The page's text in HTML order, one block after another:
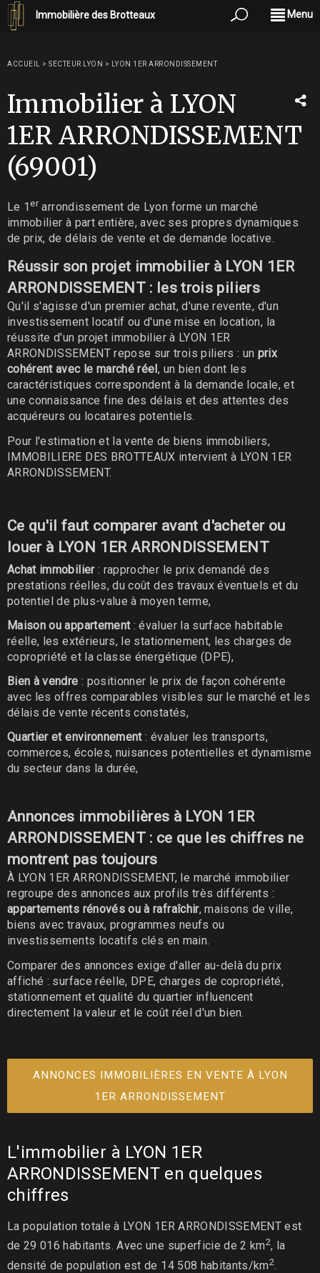
Immobilière des Brotteaux Menu
ACCUEIL > SECTEUR LYON > LYON 1ER ARRONDISSEMENT
Immobilier à LYON
1ER ARRONDISSEMENT
(69001)
Le 1er arrondissement de Lyon forme un marché
immobilier à part entière, avec ses propres dynamiques
de prix, de délais de vente et de demande locative.
Réussir son projet immobilier à LYON 1ER
ARRONDISSEMENT : les trois piliers
Qu'il s'agisse d'un premier achat, d'une revente, d'un
investissement locatif ou d'une mise en location, la
réussite d'un projet immobilier à LYON 1ER
ARRONDISSEMENT repose sur trois piliers : un prix
cohérent avec le marché réel , un bien dont les
caractéristiques correspondent à la demande locale, et
une connaissance fine des délais et des attentes des
acquéreurs ou locataires potentiels.
Pour l'estimation et la vente de biens immobiliers,
IMMOBILIERE DES BROTTEAUX intervient à LYON 1ER
ARRONDISSEMENT.
Ce qu'il faut comparer avant d'acheter ou
louer à LYON 1ER ARRONDISSEMENT
Achat immobilier: rapprocher le prix demandé des
prestations réelles, du coût des travaux éventuels et du
potentiel de plus-value à moyen terme,
Maison ou appartement: évaluer la surface habitable
réelle, les extérieurs, le stationnement, les charges de
copropriété et la classe énergétique (DPE),
Bien à vendre : positionner le prix de façon cohérente
avec les offres comparables visibles sur le marché et les
délais de vente récents constatés,
Quartier et environnement: évaluer les transports,
commerces, écoles, nuisances potentielles et dynamisme
du secteur dans la durée,
Annonces immobilières à LYON 1ER
ARRONDISSEMENT : ce que les chiffres ne
montrent pas toujours
À LYON 1ER ARRONDISSEMENT, le marché immobilier
regroupe des annonces aux profils très différents :
appartements rénovés ou à rafraîchir, maisons de ville,
biens avec travaux, programmes neufs ou
investissements locatifs clés en main.
Comparer des annonces exige d'aller au-delà du prix
affiché : surface réelle, DPE, charges de copropriété,
stationnement et qualité du quartier influencent
directement la valeur et le coût réel d'un bien.
ANNONCES IMMOBILIÈRES EN VENTE À LYON
1ER ARRONDISSEMENT
L'immobilier à LYON 1ER
ARRONDISSEMENT en quelques
chiffres
La population totale à LYON 1ER ARRONDISSEMENT est
de 29 016 habitants. Avec une superficie de 2 km2, la
densité de population est de 14 508 habitants/km2.